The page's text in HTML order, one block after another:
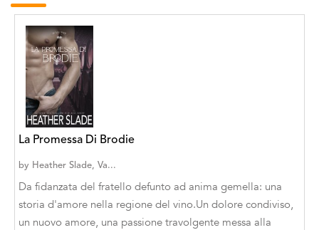
A. Krishnamachari
A. Ramakrishnan
A. V. Chaudhari
A.A. Milne, Jieting Chen
A.C. Meyer
A.H. Benjamin
A.J. Mitar
A.J. Mitar [Author]
La Promessa Di Brodie
by Heather Slade, Va...
Da fidanzata del fratello defunto ad anima gemella: una
storia d'amore nella regione del vino.Un dolore condiviso,
un nuovo amore, una passione travolgente messa alla